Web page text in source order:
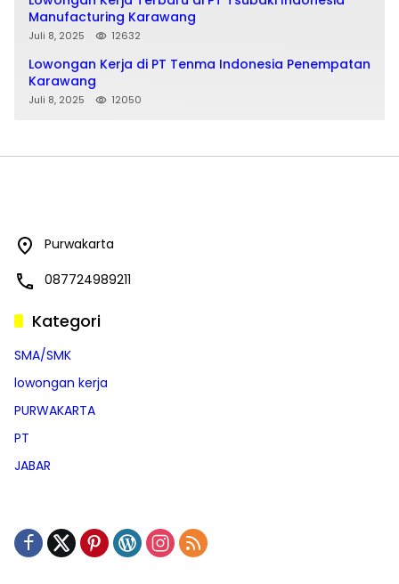
Manufacturing Karawang
Juli 8, 2025 12632
Lowongan Kerja di PT Tenma Indonesia Penempatan
Karawang
Juli 8, 2025 12050
Purwakarta
087724989211
Kategori
SMA/SMK
lowongan kerja
PURWAKARTA
PT
JABAR